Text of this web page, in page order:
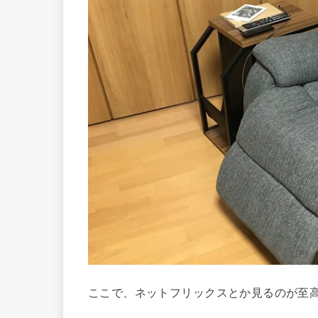
ここで、ネットフリックスとか見るのが至